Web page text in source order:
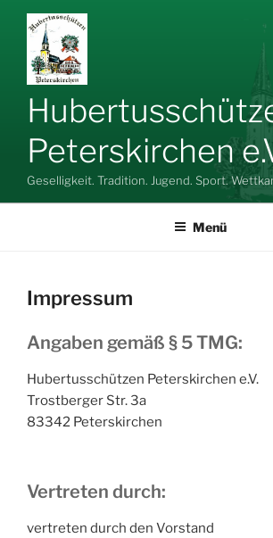
Zum
Inhalt
springen
Peterskirchen
Geselligkeit. Tradition. Jugend. Sport.
Menü
Impressum
Angaben gemäß § 5 TMG:
Hubertusschützen Peterskirchen e.V.
Trostberger Str. 3a
83342 Peterskirchen
Vertreten durch:
vertreten durch den Vorstand